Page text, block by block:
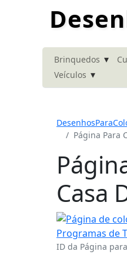
Brinquedos ▾
Veículos ▾
Página Para
Casa
ID da Página